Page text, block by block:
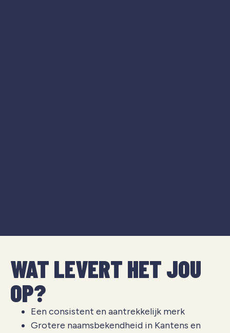
WAT LEVERT HET JOU
OP?
Een consistent en aantrekkelijk merk
Grotere naamsbekendheid in Kantens en